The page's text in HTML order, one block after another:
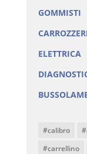
GOMMISTI
ELETTRICA
#calibro
#carrellino